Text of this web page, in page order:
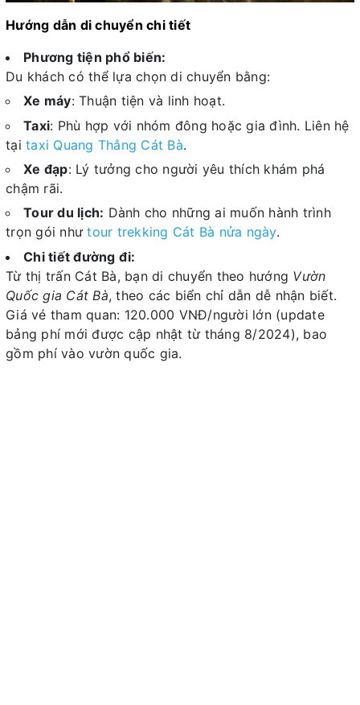
Hướng dẫn di chuyển chi tiết
Phương tiện phổ biến:
Du khách có thể lựa chọn di chuyển bằng:
Xe máy: Thuận tiện và linh hoạt.
Taxi: Phù hợp với nhóm đông hoặc gia đình. Liên hệ
tại taxi Quang Thắng Cát Bà.
Xe đạp: Lý tưởng cho người yêu thích khám phá
chậm rãi.
Tour du lịch: Dành cho những ai muốn hành trình
trọn gói nhưtour trekking Cát Bà nửa ngày.
Chi tiết đường đi:
Từ thị trấn Cát Bà, bạn di chuyển theo hướng Vườn
Quốc gia Cát Bà, theo các biển chỉ dẫn dễ nhận biết.
Giá vé tham quan: 120.000 VNĐ/người lớn (update
bảng phí mới được cập nhật từ tháng 8/2024), bao
gồm phí vào vườn quốc gia.